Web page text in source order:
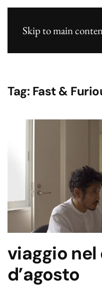
Skip to main
Tag: Fast &
viaggio
d’agosto